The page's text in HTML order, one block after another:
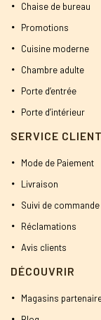
Chaise de bureau
Promotions
Cuisine moderne
Chambre adulte
Porte d’entrée
Porte d’intérieur
SERVICE CLIENT
Mode de Paiement
Livraison
Suivi de commande
Réclamations
Avis clients
DÉCOUVRIR
Magasins